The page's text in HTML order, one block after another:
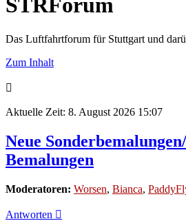
STRForum
Das Luftfahrtforum für Stuttgart und
Zum Inhalt
Aktuelle Zeit: 8. August 2026 15:07
Neue
Bemalungen
Moderatoren: Worsen, Bianca,
Antworten